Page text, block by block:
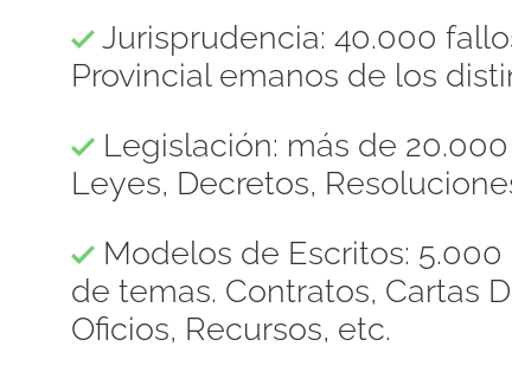
Jurisprudencia: 40.000
Provincial emanos de los
Legislación: más de
Leyes, Decretos,
Modelos de Escritos:
de temas. Contratos, Cartas
Oficios, Recursos, etc.